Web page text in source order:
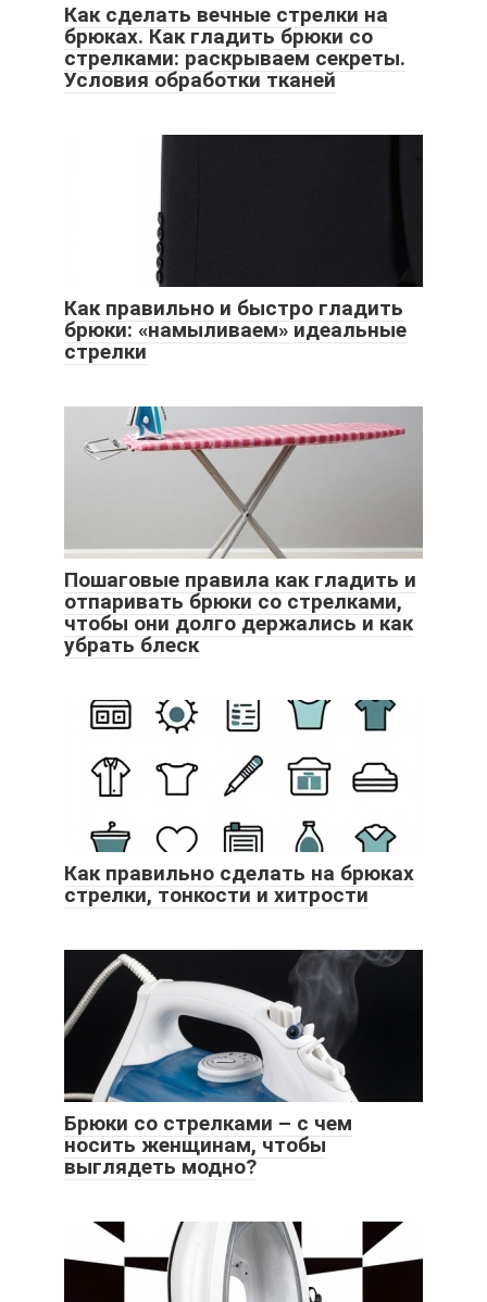
Как сделать вечные стрелки на
брюках. Как гладить брюки со
стрелками: раскрываем секреты.
Условия обработки тканей
Как правильно и быстро гладить
брюки: «намыливаем» идеальные
стрелки
Пошаговые правила как гладить и
отпаривать брюки со стрелками,
чтобы они долго держались и как
убрать блеск
Как правильно сделать на брюках
стрелки, тонкости и хитрости
Брюки со стрелками – с чем
носить женщинам, чтобы
выглядеть модно?